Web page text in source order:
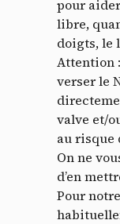
pour
libre,
doigts, le
Attention
verser le
valve et/
au risque
On ne
d’en
Pour